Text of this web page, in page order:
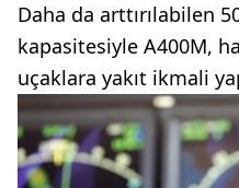
Daha da arttırılabilen
kapasitesiyle A400M,
uçaklara yakıt ikmali